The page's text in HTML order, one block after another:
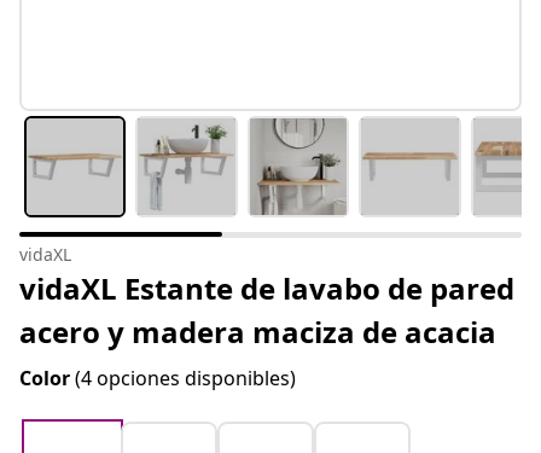
vidaXL
vidaXL Estante de lavabo de pared
acero y madera maciza de acacia
Color(4 opciones disponibles)